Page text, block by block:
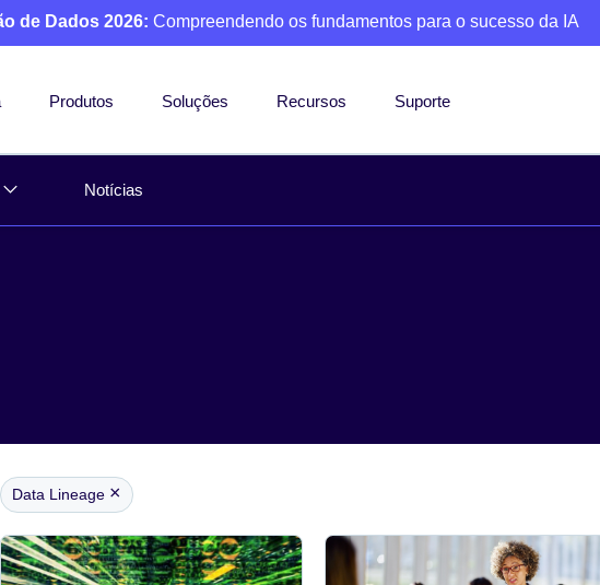
de Dados 2026: Compreendendo os fundamentos para o sucesso da IA
Produtos Soluções Recursos Suporte
Notícias
Data Lineage ×